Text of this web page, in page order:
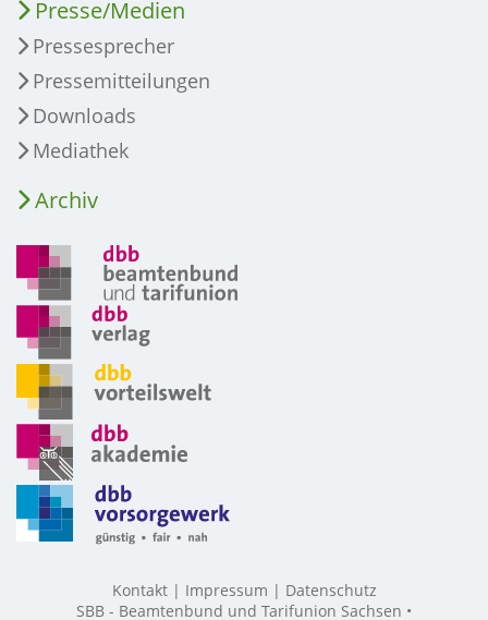
Presse/Medien
Pressesprecher
Pressemitteilungen
Downloads
Mediathek
Archiv
Kontakt Impressum
Datenschutz
SBB - Beamtenbund und Tarifunion Sachsen •